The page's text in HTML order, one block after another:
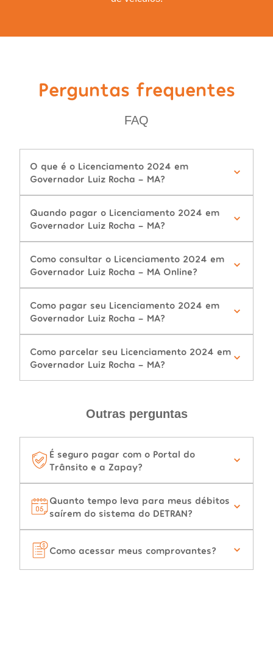
Perguntas frequentes
FAQ
O que é o Licenciamento 2024 em
Governador Luiz Rocha - MA?
Quando pagar o Licenciamento 2024 em
Governador Luiz Rocha - MA?
Como consultar o Licenciamento 2024 em
Governador Luiz Rocha - MA Online?
Como pagar seu Licenciamento 2024 em
Governador Luiz Rocha - MA?
Como parcelar seu Licenciamento 2024 em
Governador Luiz Rocha - MA?
Outras perguntas
É seguro pagar com o Portal do
Trânsito e a Zapay?
Quanto tempo leva para meus débitos
saírem do sistema do DETRAN?
Como acessar meus comprovantes?